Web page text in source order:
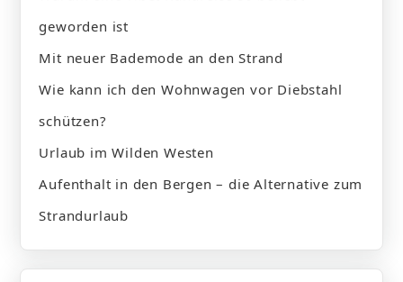
geworden ist
Mit neuer Bademode an den Strand
Wie kann ich den Wohnwagen vor Diebstahl
schützen?
Urlaub im Wilden Westen
Aufenthalt in den Bergen – die Alternative zum
Strandurlaub